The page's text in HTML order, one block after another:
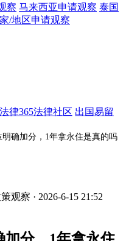
察 马来西亚申请观察 泰国
/地区申请观察
法律365法律社区 出国易留
确加分，1年拿永住是真的吗
观察 · 2026-6-15 21:52